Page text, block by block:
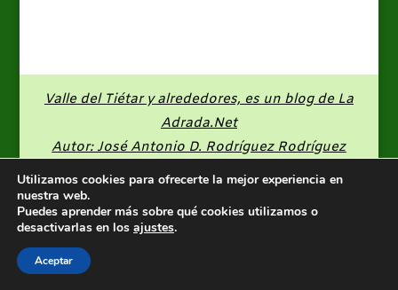
Valle del Tiétar y alrededores, es un blog de La
Adrada.Net
Autor: José Antonio D. Rodríguez Rodríguez
Utilizamos cookies para ofrecerte la mejor experiencia en
nuestra web.
Puedes aprender más sobre qué cookies utilizamos o
desactivarlas en los ajustes.
Aceptar